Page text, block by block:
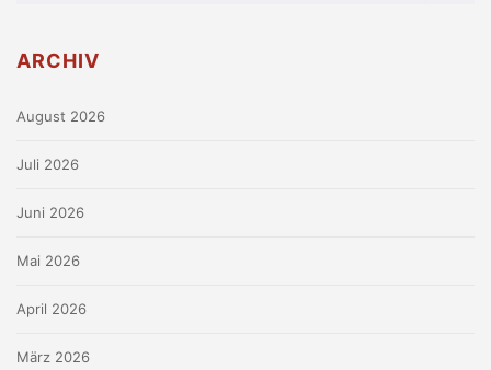
ARCHIV
August 2026
Juli 2026
Juni 2026
Mai 2026
April 2026
März 2026